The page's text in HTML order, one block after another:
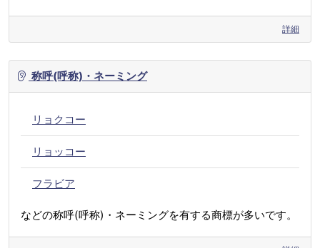
詳細
称呼(呼称)・ネーミング
リョクコー
リョッコー
フラビア
などの称呼(呼称)・ネーミングを有する商標が多いです。